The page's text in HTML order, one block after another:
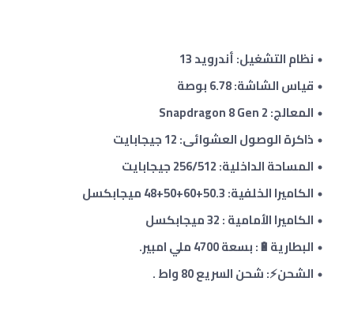
نظام التشغيل: أندرويد 13
قياس الشاشة: 6.78 بوصة
المعالج: Snapdragon 8 Gen 2
ذاكرة الوصول العشوائى: 12 جيجابايت
المساحة الداخلية: 256/512 جيجابايت
الكاميرا الخلفية: 50.3+60+50+48
ميجابكسل
الكاميرا الأمامية : 32 ميجابكسل
البطارية🔋: بسعة 4700 ملي امبير.
الشحن⚡: شحن السريع 80 واط .